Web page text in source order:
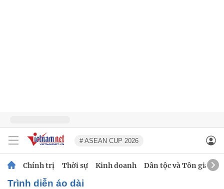
# ASEAN CUP 2026
Chính trị Thời sự Kinh doanh Dân tộc và Tôn giáo
trình diễn áo dài